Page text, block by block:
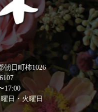
朝日町柿1026
17:00
日・火曜日